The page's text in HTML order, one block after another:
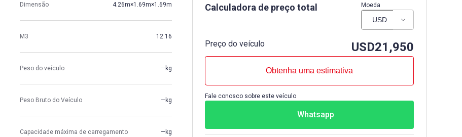
Calculadora de preço total Moeda
Preço do veículo USD21,950
Obtenha uma estimativa
Fale conosco sobre este veículo
Whatsapp
Dimensão 4.26m×1.69m×1.69m
M3 12.16
Peso do veículo —kg
Peso Bruto do Veículo —kg
Capacidade máxima de carregamento —kg